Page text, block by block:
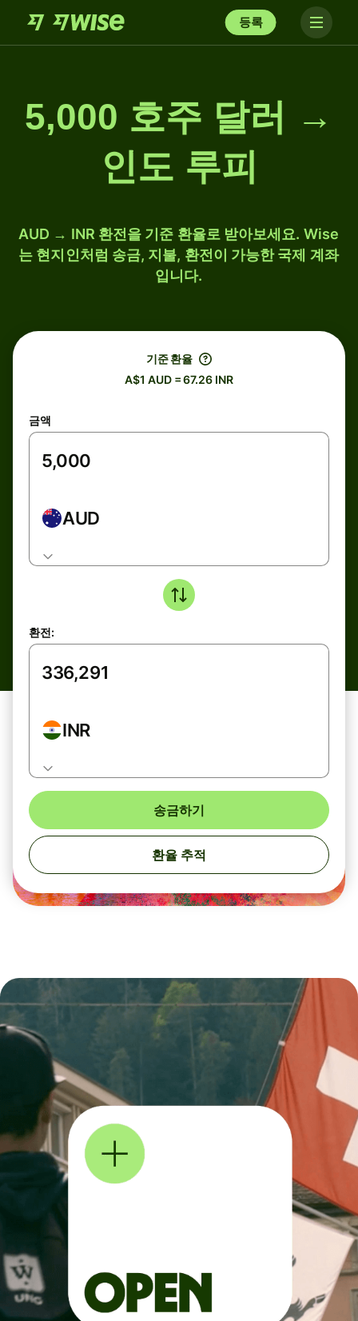
등록
5,000 호주 달러 →
인도 루피
AUD → INR 환전을 기준 환율로 받아보세요. Wise
는 현지인처럼 송금, 지불, 환전이 가능한 국제 계좌
입니다.
기준 환율
A$1 AUD = 67.26 INR
금액
AUD
환전:
INR
송금하기
환율 추적